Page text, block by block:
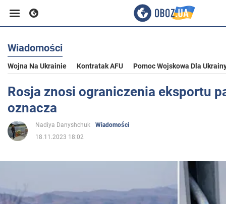
Biznes
Sport
Rozrywka
Wiadomości
Wojna Na Ukrainie Kontratak AFU Pomoc Wojskowa Dla
Rosja znosi ograniczenia eksportu
oznacza
Nadiya Danyshchuk
Wiadomości
18.11.2023 18:02